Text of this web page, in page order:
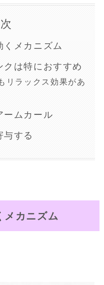
くメカニズム
クは特におすすめ
リラックス効果があ
ームカール
与する
メカニズム